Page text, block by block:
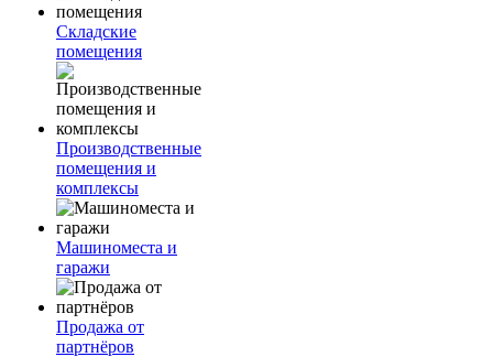
Складские
помещения
Производственные
помещения и
комплексы
Машиноместа и
гаражи
Продажа от
партнёров